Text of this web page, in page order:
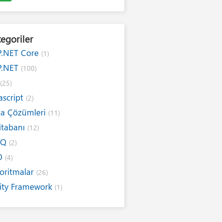
Core (1)
(100)
(25)
(2)
Çözümleri (11)
(12)
(2)
(4)
(26)
Framework (1)